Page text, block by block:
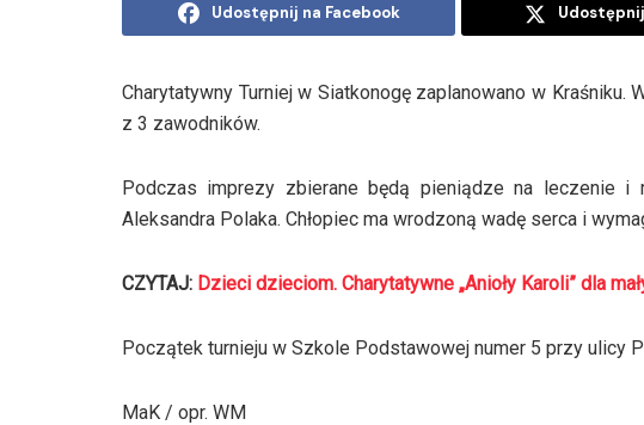
Udostępnij na Facebook
Charytatywny Turniej w Siatkonogę zaplanowano w
z 3 zawodników.
Podczas imprezy zbierane będą pieniądze na leczenie i
Aleksandra Polaka. Chłopiec ma wrodzoną wadę serca i
CZYTAJ: Dzieci dzieciom. Charytatywne „Anioły Karoli” dla
Początek turnieju w Szkole Podstawowej numer 5 przy ulicy
MaK / opr. WM